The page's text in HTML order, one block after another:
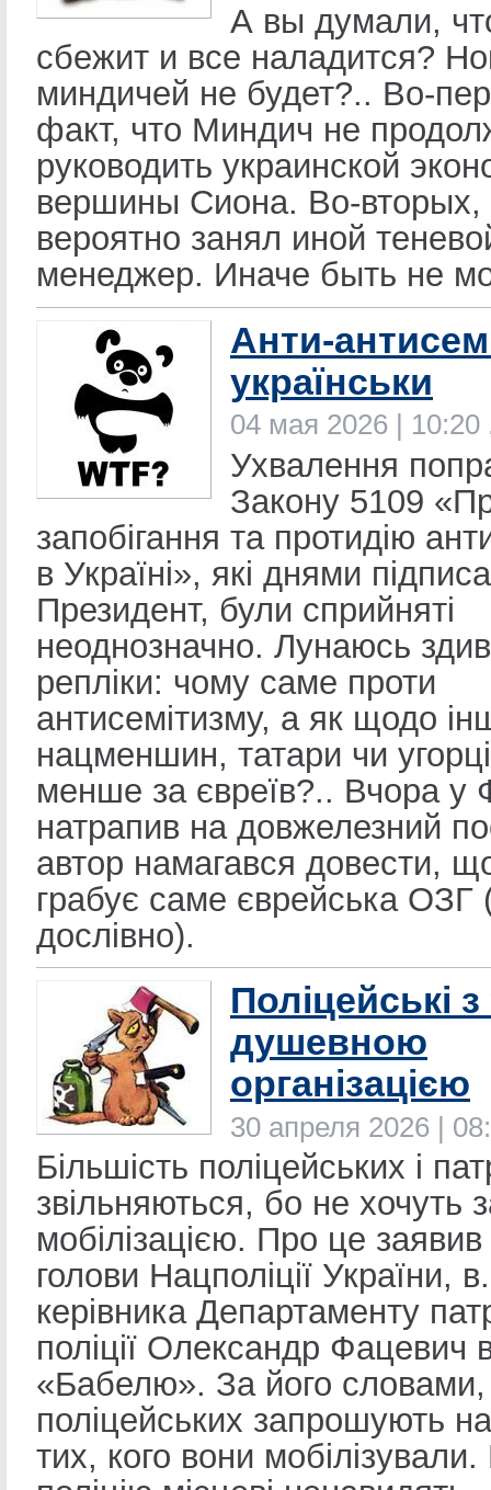
А вы думали,
сбежит и все наладится?
миндичей не будет?.. Во-
факт, что Миндич не
руководить украинской
вершины Сиона. Во-вторых,
вероятно занял иной
менеджер. Иначе быть не
Анти-
українськи
04 мая 2026 |
Ухвалення
Закону 5109
запобігання та протидію
в Україні», які днями
Президент, були сприйняті
неоднозначно. Лунаюсь
репліки: чому саме проти
антисемітизму, а як щодо
нацменшин, татари чи
менше за євреїв?.. Вчора у
натрапив на довжелезний
автор намагався довести,
грабує саме єврейська ОЗГ
дослівно).
Поліцейські
душевною
організацією
30 апреля 2026 |
Більшість поліцейських і
звільняються, бо не хочуть
мобілізацією. Про це заявив
голови Нацполіції України,
керівника Департаменту
поліції Олександр Фацевич
«Бабелю». За його
поліцейських запрошують
тих, кого вони